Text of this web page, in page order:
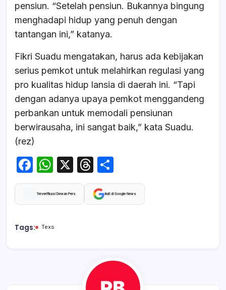
pensiun. “Setelah pensiun. Bukannya bingung
menghadapi hidup yang penuh dengan
tantangan ini,” katanya.
Fikri Suadu mengatakan, harus ada kebijakan
serius pemkot untuk melahirkan regulasi yang
pro kualitas hidup lansia di daerah ini. “Tapi
dengan adanya upaya pemkot menggandeng
perbankan untuk memodali pensiunan
berwirausaha, ini sangat baik,” kata Suadu.
(rez)
F
a
c
b
W
h
at
A
X
T
hr
e
h
ar
Terverifikasi Dewan Pers Ikuti di Google News
Tags: Texs